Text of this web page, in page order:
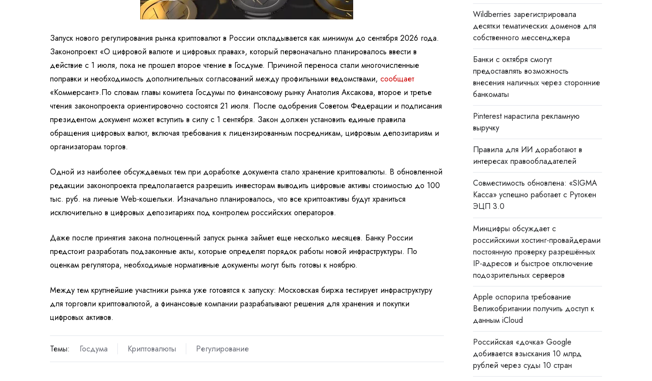
Запуск нового регулирования рынка криптовалют в России откладывается как минимум до сентября 2026 года.
Законопроект «О цифровой валюте и цифровых правах», который первоначально планировалось ввести в
действие с 1 июля, пока не прошел второе чтение в Госдуме. Причиной переноса стали многочисленные
поправки и необходимость дополнительных согласований между профильными ведомствами, сообщает
«Коммерсант».По словам главы комитета Госдумы по финансовому рынку Анатолия Аксакова, второе и третье
чтения законопроекта ориентировочно состоятся 21 июля. После одобрения Советом Федерации и подписания
президентом документ может вступить в силу с 1 сентября. Закон должен установить единые правила
обращения цифровых валют, включая требования к лицензированным посредникам, цифровым депозитариям и
организаторам торгов.
Одной из наиболее обсуждаемых тем при доработке документа стало хранение криптовалюты. В обновленной
редакции законопроекта предполагается разрешить инвесторам выводить цифровые активы стоимостью до 100
тыс. руб. на личные Web-кошельки. Изначально планировалось, что все криптоактивы будут храниться
исключительно в цифровых депозитариях под контролем российских операторов.
Даже после принятия закона полноценный запуск рынка займет еще несколько месяцев. Банку России
предстоит разработать подзаконные акты, которые определят порядок работы новой инфраструктуры. По
оценкам регулятора, необходимые нормативные документы могут быть готовы к ноябрю.
Между тем крупнейшие участники рынка уже готовятся к запуску: Московская биржа тестирует инфраструктуру
для торговли криптовалютой, а финансовые компании разрабатывают решения для хранения и покупки
цифровых активов.
Темы: Госдума Криптовалюты Регулирование
Wildberries зарегистрировала
десятки тематических доменов для
собственного мессенджера
Банки с октября смогут
предоставлять возможность
внесения наличных через сторонние
банкоматы
Pinterest нарастила рекламную
выручку
Правила для ИИ доработают в
интересах правообладателей
Совместимость обновлена: «SIGMA
Касса» успешно работает с Рутокен
ЭЦП 3.0
Минцифры обсуждает с
российскими хостинг-провайдерами
постоянную проверку разрешённых
IP-адресов и быстрое отключение
подозрительных серверов
Apple оспорила требование
Великобритании получить доступ к
данным iCloud
Российская «дочка» Google
добивается взыскания 10 млрд
рублей через суды 10 стран